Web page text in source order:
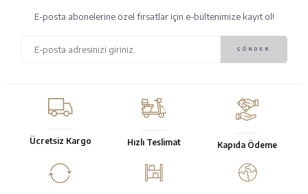
E-posta abonelerine özel fırsatlar için e-bültenimize kayıt ol!
Ücretsiz Kargo Hızlı Teslimat Kapıda Ödeme